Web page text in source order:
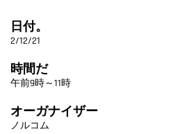
日付。
2/12/21
時間だ
午前9時～11時
オーガナイザー
ノルコム